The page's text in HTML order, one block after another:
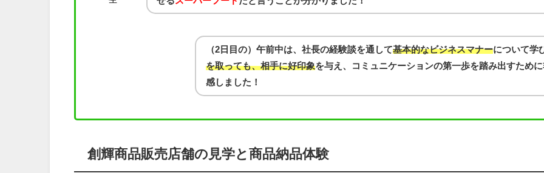
（2日目の）午前中は、社長の経験談を通して基本的なビジネスマナーについて学
を取っても、相手に好印象を与え、コミュニケーションの第一歩を踏み出すため
感しました！
創輝商品販売店舗の見学と商品納品体験